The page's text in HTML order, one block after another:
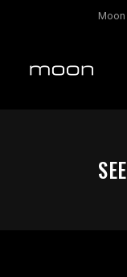
Moon